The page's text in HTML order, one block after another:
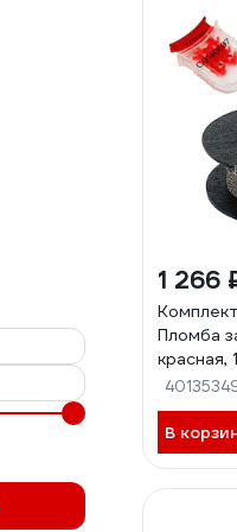
1 266
Пломба
красная,
1006587
В